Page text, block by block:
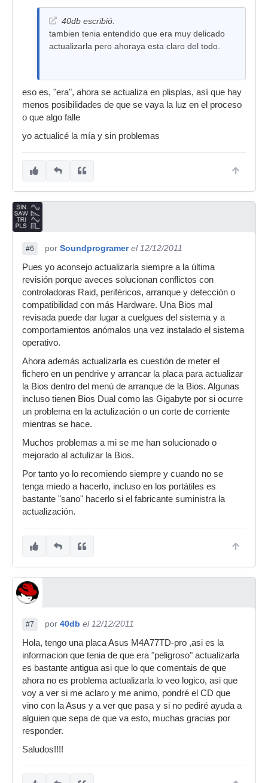
40db escribió:
tambien tenia entendido que era muy delicado
actualizarla pero ahoraya esta claro del todo.
eso es, "era", ahora se actualiza en plisplas, así que hay
menos posibilidades de que se vaya la luz en el proceso
o que algo falle
yo actualicé la mía y sin problemas
#6 por Soundprogramer el 12/12/2011
Pues yo aconsejo actualizarla siempre a la última
revisión porque aveces solucionan conflictos con
controladoras Raid, periféricos, arranque y detección o
compatibilidad con más Hardware. Una Bios mal
revisada puede dar lugar a cuelgues del sistema y a
comportamientos anómalos una vez instalado el sistema
operativo.
Ahora además actualizarla es cuestión de meter el
fichero en un pendrive y arrancar la placa para actualizar
la Bios dentro del menú de arranque de la Bios. Algunas
incluso tienen Bios Dual como las Gigabyte por si ocurre
un problema en la actulización o un corte de corriente
mientras se hace.
Muchos problemas a mi se me han solucionado o
mejorado al actulizar la Bios.
Por tanto yo lo recomiendo siempre y cuando no se
tenga miedo a hacerlo, incluso en los portátiles es
bastante "sano" hacerlo si el fabricante suministra la
actualización.
#7 por 40db el 12/12/2011
Hola, tengo una placa Asus M4A77TD-pro ,asi es la
informacion que tenia de que era "peligroso" actualizarla
es bastante antigua asi que lo que comentais de que
ahora no es problema actualizarla lo veo logico, asi que
voy a ver si me aclaro y me animo, pondré el CD que
vino con la Asus y a ver que pasa y si no pediré ayuda a
alguien que sepa de que va esto, muchas gracias por
responder.
Saludos!!!!